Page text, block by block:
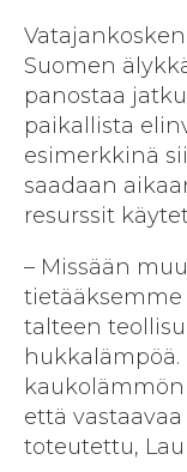
Suomen
panostaa
paikallista
esimerkkinä
saadaan
resurssit
– Missään
talteen
että
toteutettu,